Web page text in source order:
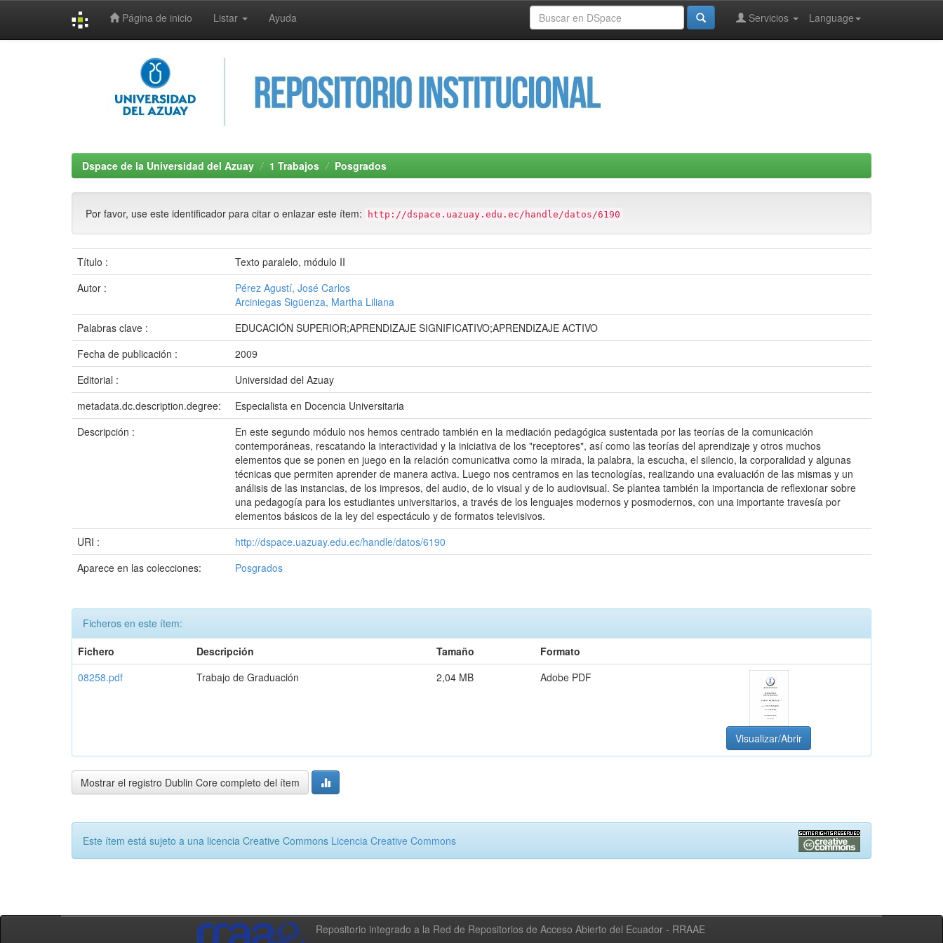
Página de inicio Listar Ayuda Language
Servicios
Dspace de la Universidad del Azuay 1 Trabajos Posgrados
Por favor, use este identificador para citar o enlazar este ítem: http://dspace.uazuay.edu.ec/handle/datos/6190
Título :
Texto paralelo, módulo II
Autor :
Pérez Agustí, José Carlos
Arciniegas Sigüenza, Martha Liliana
Palabras clave :
EDUCACIÓN SUPERIOR;APRENDIZAJE SIGNIFICATIVO;APRENDIZAJE ACTIVO
Fecha de publicación :
2009
Editorial :
Universidad del Azuay
metadata.dc.description.degree:
Especialista en Docencia Universitaria
Descripción :
En este segundo módulo nos hemos centrado también en la mediación pedagógica sustentada por las teorías de la comunicación
contemporáneas, rescatando la interactividad y la iniciativa de los "receptores", así como las teorías del aprendizaje y otros muchos
elementos que se ponen en juego en la relación comunicativa como la mirada, la palabra, la escucha, el silencio, la corporalidad y algunas
técnicas que permiten aprender de manera activa. Luego nos centramos en las tecnologías, realizando una evaluación de las mismas y un
análisis de las instancias, de los impresos, del audio, de lo visual y de lo audiovisual. Se plantea también la importancia de reflexionar sobre
una pedagogía para los estudiantes universitarios, a través de los lenguajes modernos y posmodernos, con una importante travesía por
elementos básicos de la ley del espectáculo y de formatos televisivos.
URI :
http://dspace.uazuay.edu.ec/handle/datos/6190
Aparece en las colecciones:
Posgrados
Ficheros en este ítem:
Fichero
Descripción Tamaño
Formato
08258.pdf
Trabajo de Graduación 2,04 MB Adobe PDF
Visualizar/Abrir
Mostrar el registro Dublin Core completo del ítem
Este ítem está sujeto a una licencia Creative Commons Licencia Creative Commons
Repositorio integrado a la Red de Repositorios de Acceso Abierto del Ecuador - RRAAE